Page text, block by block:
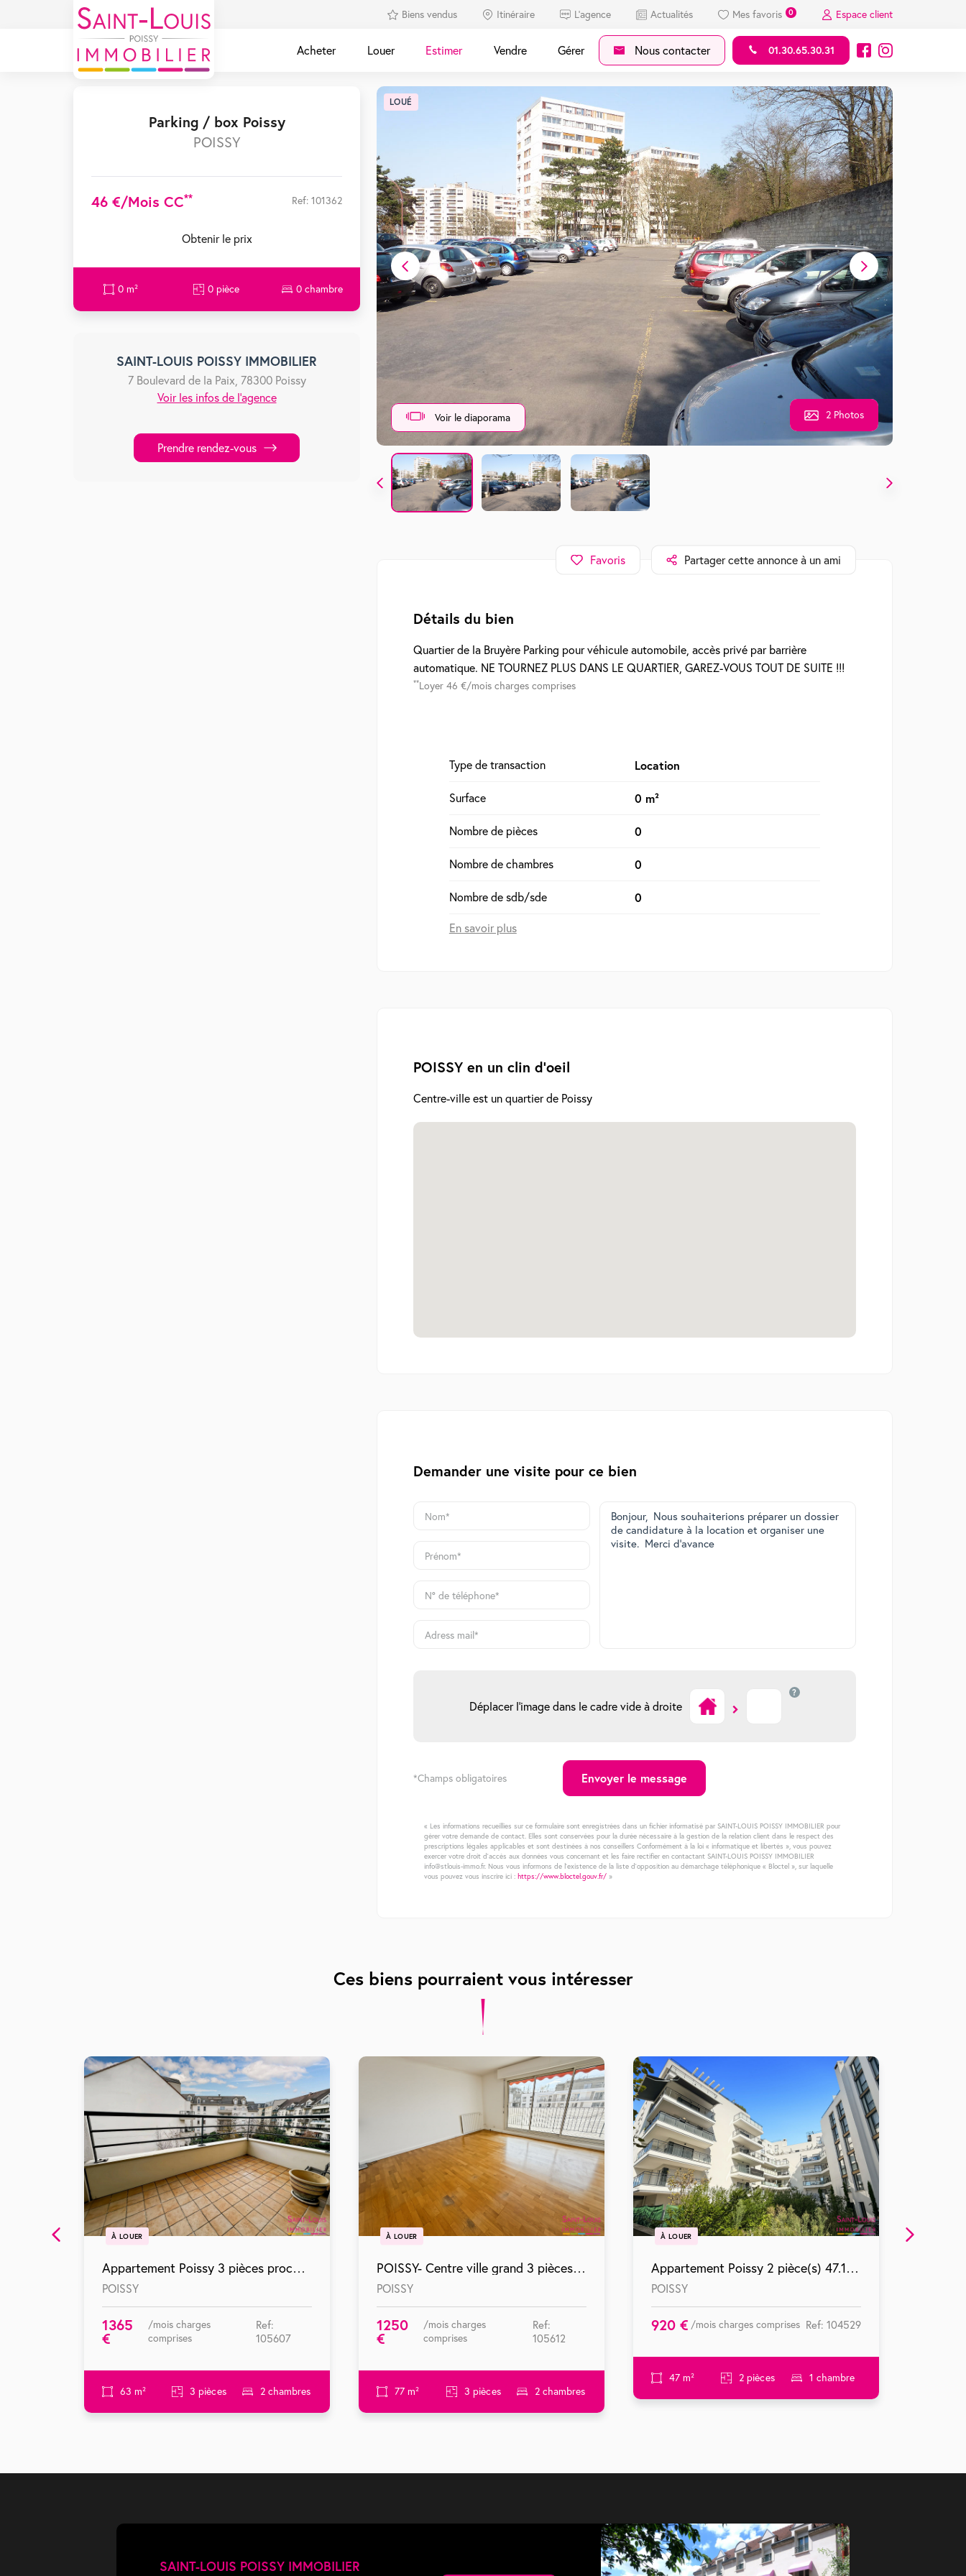
Biens vendus Itinéraire L'agence Actualités Mes favoris 0 Espace client
Acheter Louer Estimer Vendre Gérer Nous contacter 01.30.65.30.31
Parking / box Poissy
POISSY
46 €/mois CC** Ref: 101362
Obtenir le prix
0 m² 0 pièce 0 chambre
SAINT-LOUIS POISSY IMMOBILIER
7 Boulevard de la Paix, 78300 Poissy
Voir les infos de l'agence
Prendre rendez-vous
LOUÉ
2 Photos
Voir le diaporama
Favoris Partager cette annonce à un ami
Détails du bien
Quartier de la Bruyère Parking pour véhicule automobile, accès privé par barrière
automatique. NE TOURNEZ PLUS DANS LE QUARTIER, GAREZ-VOUS TOUT DE SUITE !!!
**Loyer 46 €/mois charges comprises
Type de transaction Location
Surface 0 m²
Nombre de pièces 0
Nombre de chambres 0
Nombre de sdb/sde 0
En savoir plus
POISSY en un clin d'oeil
Centre-ville est un quartier de Poissy
Demander une visite pour ce bien
Déplacer l'image dans le cadre vide à droite
?
*Champs obligatoires Envoyer le message
« Les informations recueillies sur ce formulaire sont enregistrées dans un fichier informatisé par SAINT-LOUIS POISSY IMMOBILIER pour
gérer votre demande de contact. Elles sont conservées pour la durée nécessaire à la gestion de la relation client dans le respect des
prescriptions légales applicables et sont destinées à nos conseillers Conformément à la loi « informatique et libertés », vous pouvez
exercer votre droit d'accès aux données vous concernant et les faire rectifier en contactant SAINT-LOUIS POISSY IMMOBILIER
info@stlouis-immo.fr. Nous vous informons de l'existence de la liste d'opposition au démarchage téléphonique « Bloctel », sur laquelle
vous pouvez vous inscrire ici : https://www.bloctel.gouv.fr/»
Ces biens pourraient vous intéresser
À LOUER
Appartement Poissy 3 pièces proche gare et au calme dans une résidence récente
POISSY
1365
€
/mois charges
comprises
Ref:
105607
63 m² 3 pièces 2 chambres
À LOUER
POISSY- Centre ville grand 3 pièces en location courte durée.
POISSY
1250
€
/mois charges
comprises
Ref:
105612
77 m² 3 pièces 2 chambres
À LOUER
Appartement Poissy 2 pièce(s) 47.14 m2
POISSY
920 € /mois charges comprises Ref: 104529
47 m² 2 pièces 1 chambre
SAINT-LOUIS POISSY IMMOBILIER